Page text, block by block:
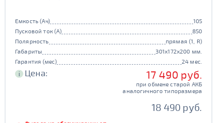
Емкость (Ач)
105
Пусковой ток (А)
850
Полярность
прямая (1, R)
Габариты
301x172x200 мм.
Гарантия (мес)
24 мес.
i Цена: 17 490 руб.
при обмене старой АКБ
аналогичного типоразмера
18 490 руб.